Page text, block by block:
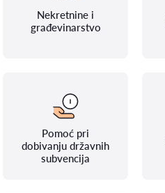
Nekretnine i
građevinarstvo
Pomoć pri
dobivanju državnih
subvencija